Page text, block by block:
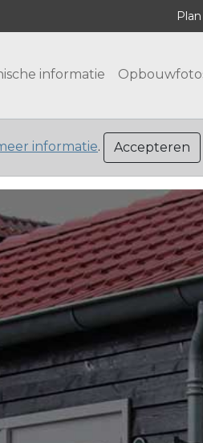
informatie
informatie. Accepteren